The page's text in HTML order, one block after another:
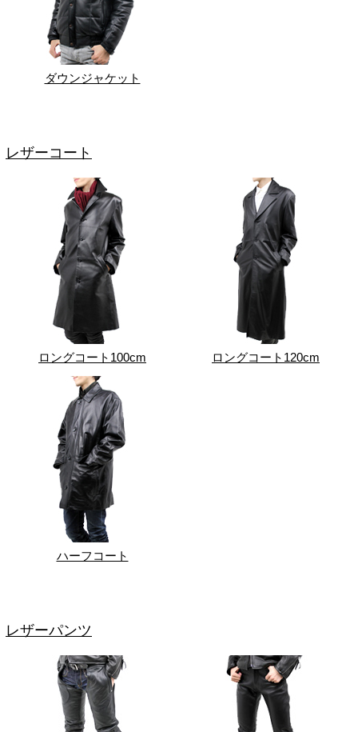
ダウンジャケット
レザーコート
ロングコート100cm ロングコート120cm
ハーフコート
レザーパンツ